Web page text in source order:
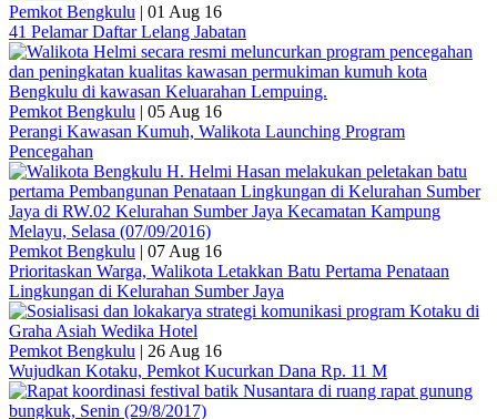
Pemkot Bengkulu | 01 Aug 16
41 Pelamar Daftar Lelang Jabatan
Pemkot Bengkulu | 05 Aug 16
Perangi Kawasan Kumuh, Walikota Launching Program
Pencegahan
Pemkot Bengkulu | 07 Aug 16
Prioritaskan Warga, Walikota Letakkan Batu Pertama Penataan
Lingkungan di Kelurahan Sumber Jaya
Pemkot Bengkulu | 26 Aug 16
Wujudkan Kotaku, Pemkot Kucurkan Dana Rp. 11 M